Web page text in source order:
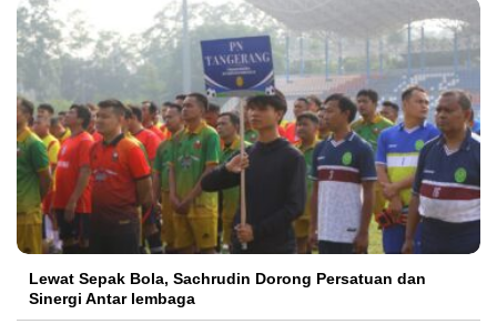
Lewat Sepak Bola, Sachrudin Dorong Persatuan dan
Sinergi Antar lembaga